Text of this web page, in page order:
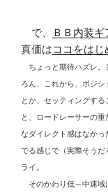
で、 ＢＢ内装ギ
真価はココをはじ
ちょっと期待ハズレ。
ろん、これから、ポジ
とか、セッティングす
と、ロードレーサーの
なダイレクト感はなか
でる感じで（実際そう
ライ。
そのかわり低～中速域